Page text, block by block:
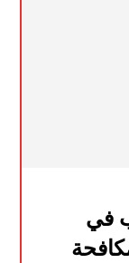
في
|0544675066| مكافحة